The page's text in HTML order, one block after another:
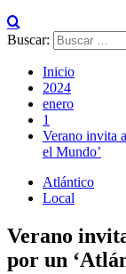
Buscar:
Inicio
2024
enero
1
Verano invita
el Mundo’
Atlántico
Local
Verano
por un